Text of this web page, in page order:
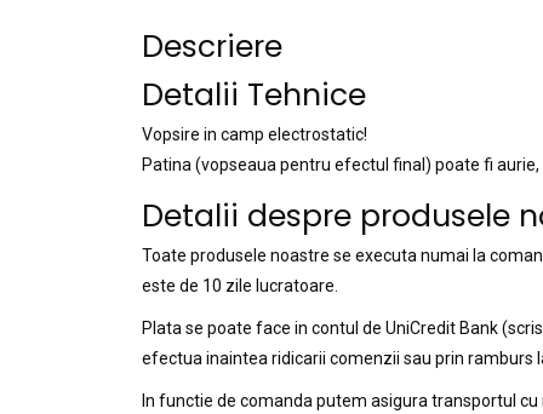
Descriere
Detalii Tehnice
Vopsire in camp electrostatic!
Patina (vopseaua pentru efectul final) poate fi aurie,
Detalii despre produsele
Toate produsele noastre se executa numai la
este de 10 zile lucratoare.
Plata se poate face in contul de UniCredit Bank
efectua inaintea ridicarii comenzii sau prin ramburs
In functie de comanda putem asigura transportul cu